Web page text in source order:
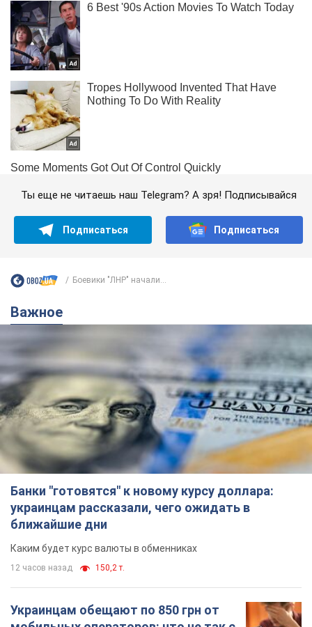
Ты еще не читаешь наш Telegram? А зря! Подписывайся
Подписаться Подписаться
Боевики "ЛНР" начали...
Важное
Банки "готовятся" к новому курсу доллара:
украинцам рассказали, чего ожидать в
ближайшие дни
Каким будет курс валюты в обменниках
12 часов назад 150,2 т.
Украинцам обещают по 850 грн от